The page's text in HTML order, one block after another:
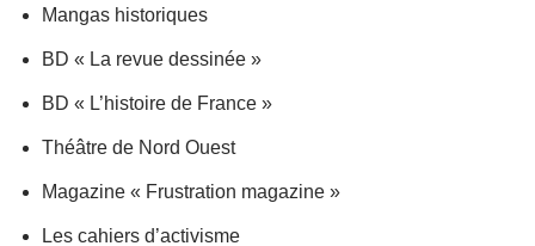
Mangas historiques
BD « La revue dessinée »
BD « L’histoire de France »
Théâtre de Nord Ouest
Magazine « Frustration magazine »
Les cahiers d’activisme